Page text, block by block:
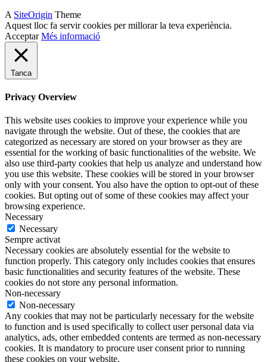
A SiteOrigin Theme
Aquest lloc fa servir cookies per millorar la teva experiència.
Acceptar Més informació
Tanca
Privacy Overview
This website uses cookies to improve your experience while you
navigate through the website. Out of these, the cookies that are
categorized as necessary are stored on your browser as they are
essential for the working of basic functionalities of the website. We
also use third-party cookies that help us analyze and understand how
you use this website. These cookies will be stored in your browser
only with your consent. You also have the option to opt-out of these
cookies. But opting out of some of these cookies may affect your
browsing experience.
Necessary
Necessary
Sempre activat
Necessary cookies are absolutely essential for the website to
function properly. This category only includes cookies that ensures
basic functionalities and security features of the website. These
cookies do not store any personal information.
Non-necessary
Non-necessary
Any cookies that may not be particularly necessary for the website
to function and is used specifically to collect user personal data via
analytics, ads, other embedded contents are termed as non-necessary
cookies. It is mandatory to procure user consent prior to running
these cookies on your website.